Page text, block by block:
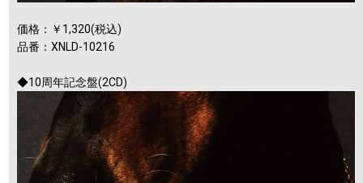
価格：￥1,320(税込)
品番：XNLD-10216
◆10周年記念盤(2CD)